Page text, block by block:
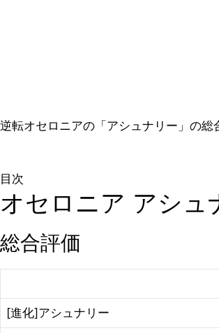
逆転オセロニアの「アシュナリー」の総
目次
オセロニア アシュ
総合評価
[進化]アシュナリー